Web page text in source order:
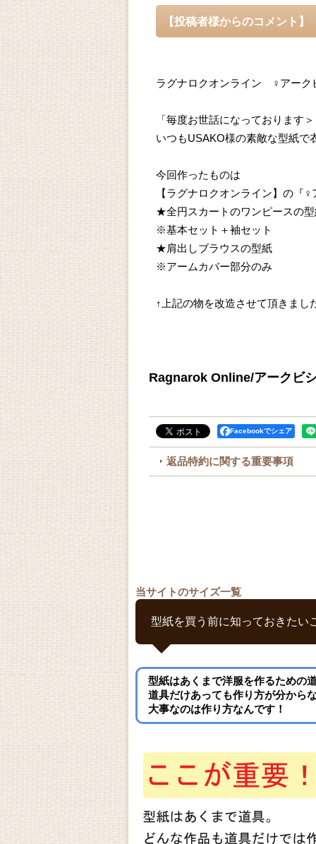
【投稿者様からのコメント】
ラグナロクオンライン ♀アーク
「毎度お世話になっております
いつもUSAKO様の素敵な型紙で
今回作ったものは
【ラグナロクオンライン】の『
★全円スカートのワンピースの
※基本セット＋袖セット
★肩出しブラウスの型紙
※アームカバー部分のみ
↑上記の物を改造させて頂きまし
Ragnarok Online/アークビ
Facebookでシェア
返品特約に関する重要事項
当サイトのサイズ一覧
型紙を買う前に知っておきたい
型紙はあくまで洋服を作るための
道具だけあっても作り方が分から
大事なのは作り方なんです！